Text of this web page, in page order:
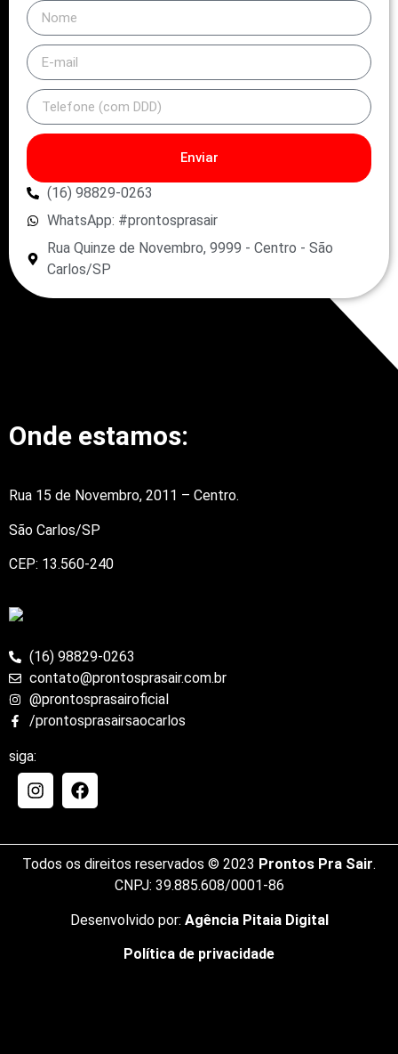
Enviar
(16) 98829-0263
WhatsApp: #prontosprasair
Rua Quinze de Novembro, 9999 - Centro - São
Carlos/SP
Onde estamos:
Rua 15 de Novembro, 2011 – Centro.
São Carlos/SP
CEP: 13.560-240
(16) 98829-0263
contato@prontosprasair.com.br
@prontosprasairoficial
/prontosprasairsaocarlos
siga:
Todos os direitos reservados © 2023 Prontos Pra Sair.
CNPJ: 39.885.608/0001-86
Desenvolvido por: Agência Pitaia Digital
Política de privacidade